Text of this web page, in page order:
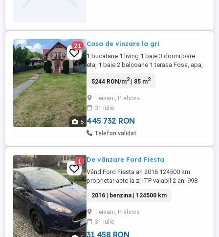
5
21 Casa de vinzare la gri
1 bucatarie 1 living 1 baie 3 dormitoare
etaj 1 baie 2 balcoane 1 terasa Fosa, apa,
5244 RON/m2| 85 m2
Teisani, Prahova
31 iulie
445 732 RON
Telefon validat
1 De vânzare Ford Fiesta
Vând Ford Fiesta an 2016 124500 km
proprietar acte la zi ITP valabil 2 ani 998
chei lumini de urmărire asistenta plecare
din rampa nu necesita investiții un rand de
anvelope cu cauciucuri de iarna senzori
ploaie lumini automate
2016 | benzina | 124500 km
Teisani, Prahova
31 iulie
31 458 RON